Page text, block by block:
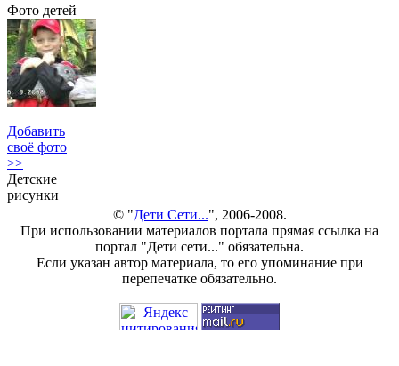
Фото детей
Добавить
своё фото
>>
Детские
рисунки
© "Дети Сети...", 2006-2008.
При использовании материалов портала прямая ссылка на
портал "Дети сети..." обязательна.
Если указан автор материала, то его упоминание при
перепечатке обязательно.